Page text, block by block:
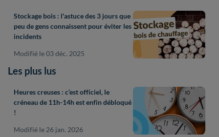
Stockage bois : l'astuce des 3 jours que
peu de gens connaissent pour éviter les
incidents
Modifié le 03 déc. 2025
Les plus lus
Heures creuses : c’est officiel, le
créneau de 11h-14h est enfin débloqué
!
Modifié le 26 jan. 2026